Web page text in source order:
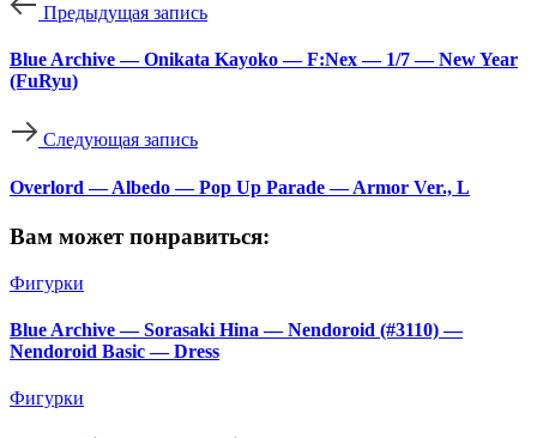
Предыдущая запись
Blue Archive — Onikata Kayoko — F:Nex — 1/7 — New Year
(FuRyu)
Следующая запись
Overlord — Albedo — Pop Up Parade — Armor Ver., L
Вам может понравиться:
Фигурки
Blue Archive — Sorasaki Hina — Nendoroid (#3110) —
Nendoroid Basic — Dress
Фигурки